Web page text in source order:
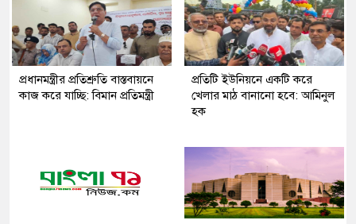
প্রধানমন্ত্রীর প্রতিশ্রুতি বাস্তবায়নে
কাজ করে যাচ্ছি: বিমান প্রতিমন্ত্রী
প্রতিটি ইউনিয়নে একটি করে
খেলার মাঠ বানানো হবে: আমিনুল
হক